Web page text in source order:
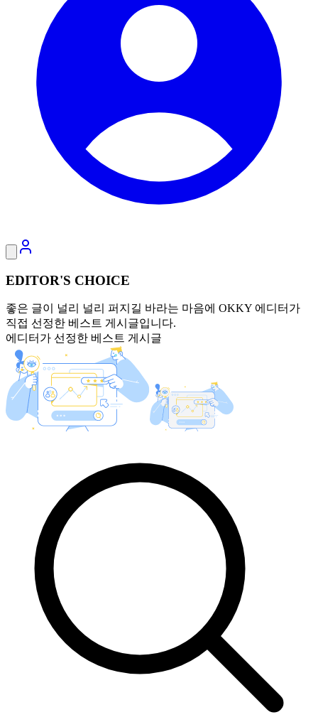
EDITOR'S CHOICE
좋은 글이 널리 널리 퍼지길 바라는 마음에 OKKY 에디터가
직접 선정한 베스트 게시글입니다.
에디터가 선정한 베스트 게시글